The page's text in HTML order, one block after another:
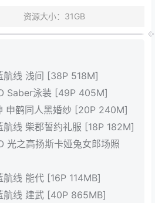
资源大小：31GB
线 浅间 [38P 518M]
Saber泳装 [49P 405M]
申鹤同人黑婚纱 [20P 240M]
线 柴郡誓约礼服 [18P 182M]
光之高扬斯卡娅兔女郎场照
线 能代 [16P 114MB]
航线 建武 [40P 865MB]